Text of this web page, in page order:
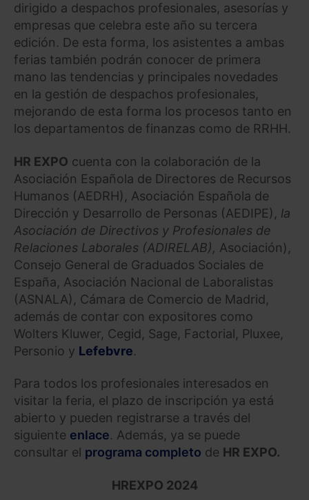
dirigido a despachos profesionales, asesorías y
empresas que celebra este año su tercera
edición. De esta forma, los asistentes a ambas
ferias también podrán conocer de primera
mano las tendencias y principales novedades
en la gestión de despachos profesionales,
mejorando de esta forma los procesos tanto en
los departamentos de finanzas como de RRHH.
HR EXPO cuenta con la colaboración de la
Asociación Española de Directores de Recursos
Humanos (AEDRH), Asociación Española de
Dirección y Desarrollo de Personas (AEDIPE), la
Asociación de Directivos y Profesionales de
Relaciones Laborales (ADIRELAB), Asociación),
Consejo General de Graduados Sociales de
España, Asociación Nacional de Laboralistas
(ASNALA), Cámara de Comercio de Madrid,
además de contar con expositores como
Wolters Kluwer, Cegid, Sage, Factorial, Pluxee,
Personio y Lefebvre.
Para todos los profesionales interesados en
visitar la feria, el plazo de inscripción ya está
abierto y pueden registrarse a través del
siguiente enlace. Además, ya se puede
consultar el programa completo de HR EXPO.
HREXPO 2024